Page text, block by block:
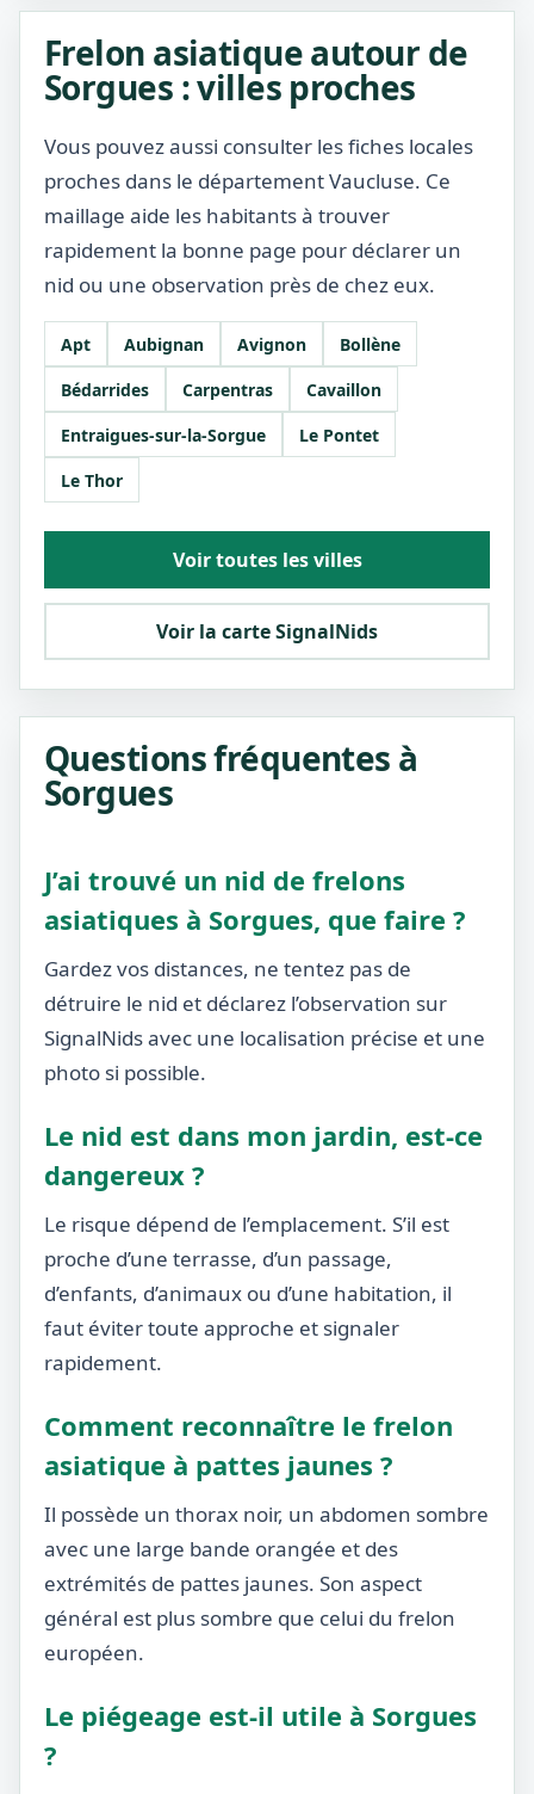
Frelon asiatique autour de
Sorgues : villes proches
Vous pouvez aussi consulter les fiches locales
proches dans le département Vaucluse. Ce
maillage aide les habitants à trouver
rapidement la bonne page pour déclarer un
nid ou une observation près de chez eux.
Apt Aubignan Avignon
Bollène
Bédarrides
Carpentras
Cavaillon
Entraigues-sur-la-Sorgue
Le Pontet
Le Thor
Voir toutes les villes
Voir la carte SignalNids
Questions fréquentes à
Sorgues
J’ai trouvé un nid de frelons
asiatiques à Sorgues, que faire ?
Gardez vos distances, ne tentez pas de
détruire le nid et déclarez l’observation sur
SignalNids avec une localisation précise et une
photo si possible.
Le nid est dans mon jardin, est-ce
dangereux ?
Le risque dépend de l’emplacement. S’il est
proche d’une terrasse, d’un passage,
d’enfants, d’animaux ou d’une habitation, il
faut éviter toute approche et signaler
rapidement.
Comment reconnaître le frelon
asiatique à pattes jaunes ?
Il possède un thorax noir, un abdomen sombre
avec une large bande orangée et des
extrémités de pattes jaunes. Son aspect
général est plus sombre que celui du frelon
européen.
Le piégeage est-il utile à Sorgues
?